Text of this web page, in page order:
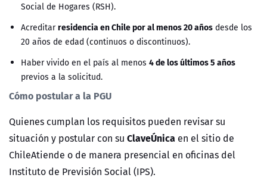
Social de Hogares (RSH).
Acreditarresidencia en Chile por al menos 20 años desde los
20 años de edad (continuos o discontinuos).
Haber vivido en el país al menos 4 de los últimos 5 años
previos a la solicitud.
Cómo postular a la PGU
Quienes cumplan los requisitos pueden revisar su
situación y postular con su ClaveÚnica en el sitio de
ChileAtiende o de manera presencial en oficinas del
Instituto de Previsión Social (IPS).